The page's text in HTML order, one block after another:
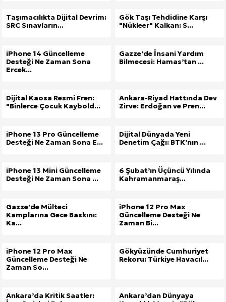
Taşımacılıkta Dijital Devrim:
SRC Sınavların...
Gök Taşı Tehdidine Karşı
"Nükleer" Kalkan: S...
iPhone 14 Güncelleme
Desteği Ne Zaman Sona
Ercek...
Gazze’de İnsani Yardım
Bilmecesi: Hamas’tan ...
Dijital Kaosa Resmi Fren:
"Binlerce Çocuk Kaybold...
Ankara-Riyad Hattında Dev
Zirve: Erdoğan ve Pren...
iPhone 13 Pro Güncelleme
Desteği Ne Zaman Sona E...
Dijital Dünyada Yeni
Denetim Çağı: BTK’nın ...
iPhone 13 Mini Güncelleme
Desteği Ne Zaman Sona ...
6 Şubat’ın Üçüncü Yılında
Kahramanmaraş...
Gazze’de Mülteci
Kamplarına Gece Baskını:
Ka...
iPhone 12 Pro Max
Güncelleme Desteği Ne
Zaman Bi...
iPhone 12 Pro Max
Güncelleme Desteği Ne
Zaman So...
Gökyüzünde Cumhuriyet
Rekoru: Türkiye Havacıl...
Ankara’da Kritik Saatler:
Ankara’dan Dünyaya